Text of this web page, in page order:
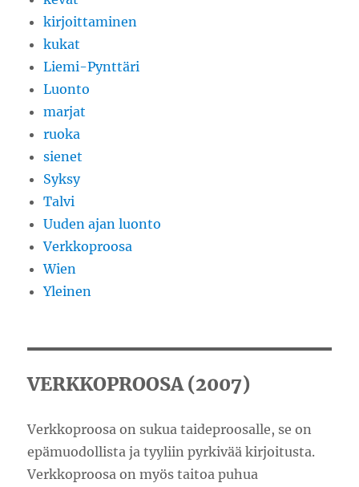
kirjoittaminen
kukat
Liemi-Pynttäri
Luonto
marjat
ruoka
sienet
Syksy
Talvi
Uuden ajan luonto
Verkkoproosa
Wien
Yleinen
VERKKOPROOSA (2007)
Verkkoproosa on sukua taideproosalle, se on
epämuodollista ja tyyliin pyrkivää kirjoitusta.
Verkkoproosa on myös taitoa puhua